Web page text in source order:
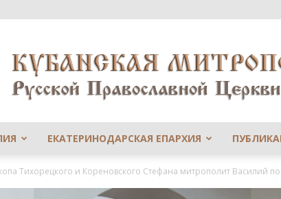
Сайт
ЕКАТЕРИНОДАРСКАЯ ЕПАРХИЯ
Тихорецкого и Кореновского Стефана митрополит Василий